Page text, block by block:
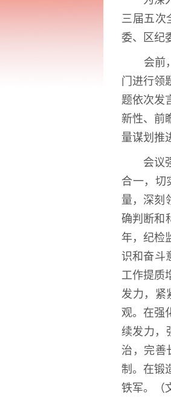
三届五次
委、区纪
会前
门进行领
题依次发
新性、前
量谋划推
会议
合一，切
量，深刻
确判断和
年，纪检
识和奋斗
工作提质
发力，紧
观。在强
续发力，
治，完善
制。在锻
铁军。（